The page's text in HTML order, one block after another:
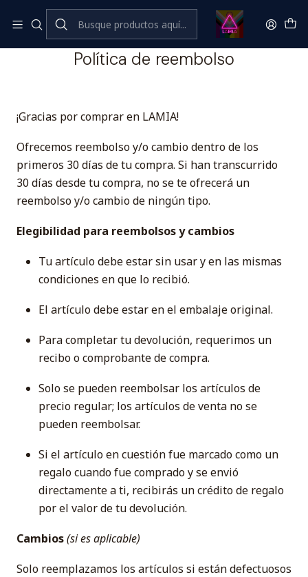
Inicio Política de reembolso
Política de reembolso
¡Gracias por comprar en LAMIA!
Ofrecemos reembolso y/o cambio dentro de los
primeros 30 días de tu compra. Si han transcurrido
30 días desde tu compra, no se te ofrecerá un
reembolso y/o cambio de ningún tipo.
Elegibilidad para reembolsos y cambios
Tu artículo debe estar sin usar y en las mismas
condiciones en que lo recibió.
El artículo debe estar en el embalaje original.
Para completar tu devolución, requerimos un
recibo o comprobante de compra.
Solo se pueden reembolsar los artículos de
precio regular; los artículos de venta no se
pueden reembolsar.
Si el artículo en cuestión fue marcado como un
regalo cuando fue comprado y se envió
directamente a ti, recibirás un crédito de regalo
por el valor de tu devolución.
Cambios(si es aplicable)
Solo reemplazamos los artículos si están defectuosos